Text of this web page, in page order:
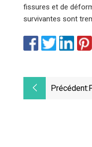
fissures et de
survivantes sont
Précédent: